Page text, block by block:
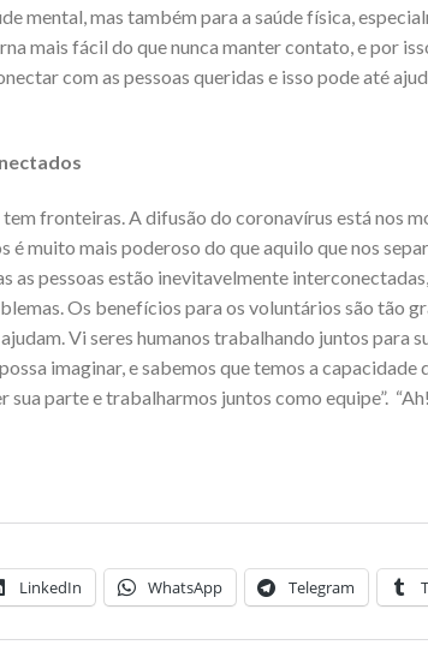
mental, mas também para a saúde física,
mais fácil do que nunca manter contato, e por
com as pessoas queridas e isso pode até
tem fronteiras. A difusão do coronavírus está nos
é muito mais poderoso do que aquilo que nos
as pessoas estão inevitavelmente
Os benefícios para os voluntários são tão
Vi seres humanos trabalhando juntos para
imaginar, e sabemos que temos a capacidade
sua parte e trabalharmos juntos como equipe”.
LinkedIn WhatsApp Telegram